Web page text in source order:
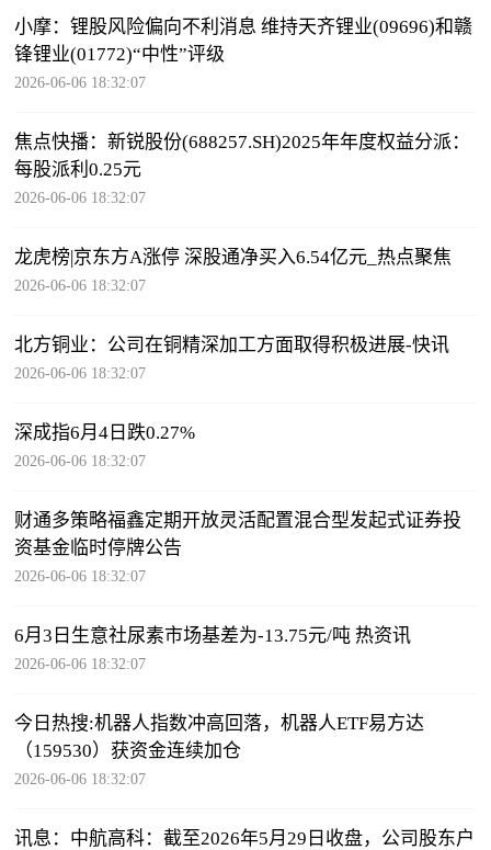
小摩：锂股风险偏向不利消息 维持天齐锂业(09696)和赣
锋锂业(01772)“中性”评级
2026-06-06 18:32:07
焦点快播：新锐股份(688257.SH)2025年年度权益分派：
每股派利0.25元
2026-06-06 18:32:07
龙虎榜|京东方A涨停 深股通净买入6.54亿元_热点聚焦
2026-06-06 18:32:07
北方铜业：公司在铜精深加工方面取得积极进展-快讯
2026-06-06 18:32:07
深成指6月4日跌0.27%
2026-06-06 18:32:07
财通多策略福鑫定期开放灵活配置混合型发起式证券投
资基金临时停牌公告
2026-06-06 18:32:07
6月3日生意社尿素市场基差为-13.75元/吨 热资讯
2026-06-06 18:32:07
今日热搜:机器人指数冲高回落，机器人ETF易方达
（159530）获资金连续加仓
2026-06-06 18:32:07
讯息：中航高科：截至2026年5月29日收盘，公司股东户